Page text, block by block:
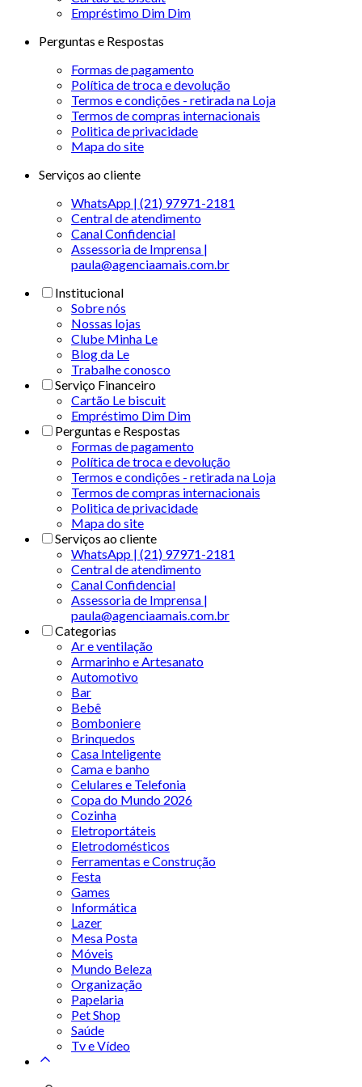
Empréstimo Dim Dim
Perguntas e Respostas
Formas de pagamento
Política de troca e devolução
Termos e condições - retirada na Loja
Termos de compras internacionais
Politica de privacidade
Mapa do site
Serviços ao cliente
WhatsApp | (21) 97971-2181
Central de atendimento
Canal Confidencial
Assessoria de Imprensa |
paula@agenciaamais.com.br
Institucional
Sobre nós
Nossas lojas
Clube Minha Le
Blog da Le
Trabalhe conosco
Serviço Financeiro
Cartão Le biscuit
Empréstimo Dim Dim
Perguntas e Respostas
Formas de pagamento
Política de troca e devolução
Termos e condições - retirada na Loja
Termos de compras internacionais
Politica de privacidade
Mapa do site
Serviços ao cliente
WhatsApp | (21) 97971-2181
Central de atendimento
Canal Confidencial
Assessoria de Imprensa |
paula@agenciaamais.com.br
Categorias
Ar e ventilação
Armarinho e Artesanato
Automotivo
Bar
Bebê
Bomboniere
Brinquedos
Casa Inteligente
Cama e banho
Celulares e Telefonia
Copa do Mundo 2026
Cozinha
Eletroportáteis
Eletrodomésticos
Ferramentas e Construção
Festa
Games
Informática
Lazer
Mesa Posta
Móveis
Mundo Beleza
Organização
Papelaria
Pet Shop
Saúde
Tv e Vídeo